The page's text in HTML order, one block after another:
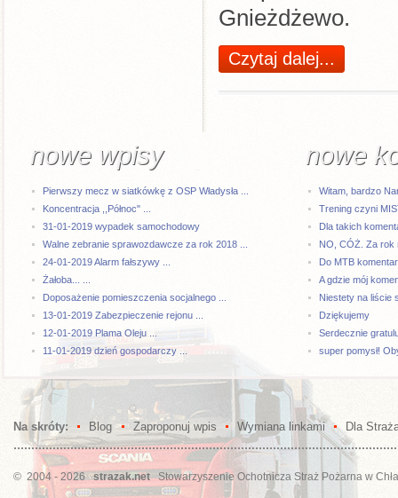
Gnieżdżewo.
Czytaj dalej...
nowe wpisy
Pierwszy mecz w siatkówkę z OSP Władysła ...
Koncentracja ,,Północ" ...
31-01-2019 wypadek samochodowy
Walne zebranie sprawozdawcze za rok 2018 ...
24-01-2019 Alarm fałszywy ...
Żałoba... ...
Doposażenie pomieszczenia socjalnego ...
13-01-2019 Zabezpieczenie rejonu ...
12-01-2019 Plama Oleju ...
11-01-2019 dzień gospodarczy ...
nowe
Witam, bardzo
Trening czyni
Dla takich
NO, CÓŻ. Za rok
Do MTB
A gdzie mój
Niestety na liście
Dziękujemy
Serdecznie
super pomysł!
Na skróty: Blog Zaproponuj wpis Wymiana linkami Dla
© 2004 - 2026strazak.net Stowarzyszenie Ochotnicza Straż Pożarna w